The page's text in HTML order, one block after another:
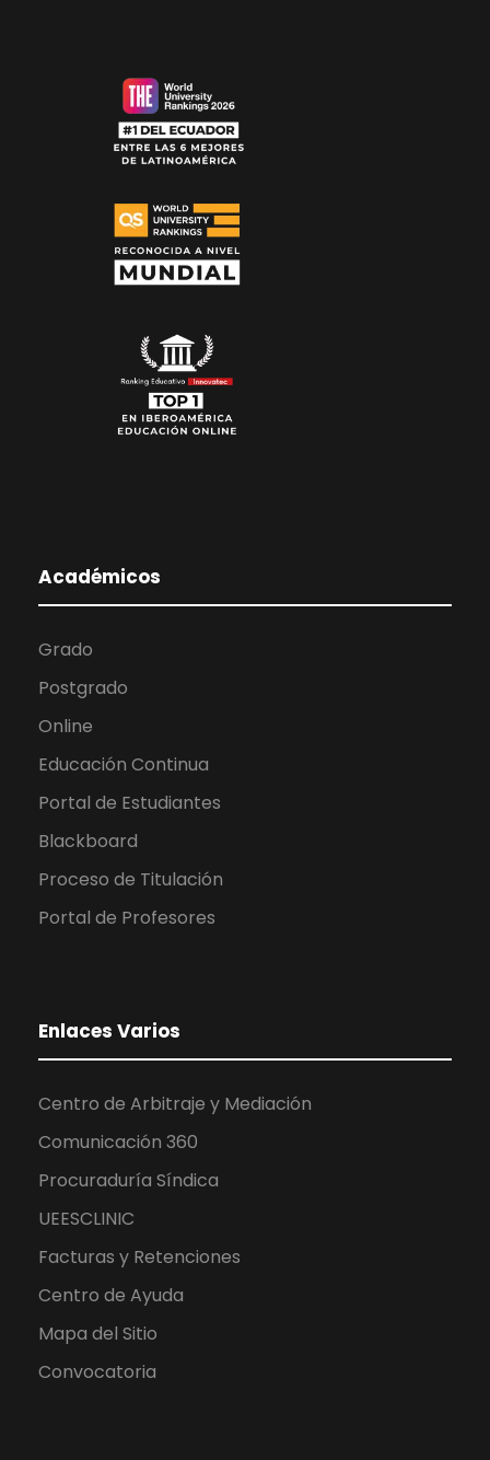
Académicos
Grado
Postgrado
Online
Educación Continua
Portal de Estudiantes
Blackboard
Proceso de Titulación
Portal de Profesores
Enlaces Varios
Centro de Arbitraje y Mediación
Comunicación 360
Procuraduría Síndica
UEESCLINIC
Facturas y Retenciones
Centro de Ayuda
Mapa del Sitio
Convocatoria